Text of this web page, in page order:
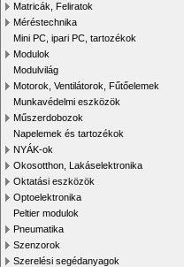
Matricák, Feliratok
Méréstechnika
Mini PC, ipari PC, tartozékok
Modulok
Modulvilág
Motorok, Ventilátorok, Fűtőelemek
Munkavédelmi eszközök
Műszerdobozok
Napelemek és tartozékok
NYÁK-ok
Okosotthon, Lakáselektronika
Oktatási eszközök
Optoelektronika
Peltier modulok
Pneumatika
Szenzorok
Szerelési segédanyagok